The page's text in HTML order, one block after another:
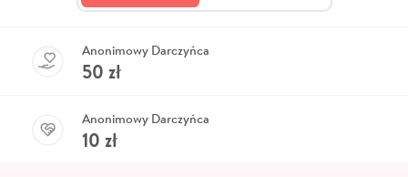
Anonimowy Darczyńca
50 zł
Anonimowy Darczyńca
10 zł